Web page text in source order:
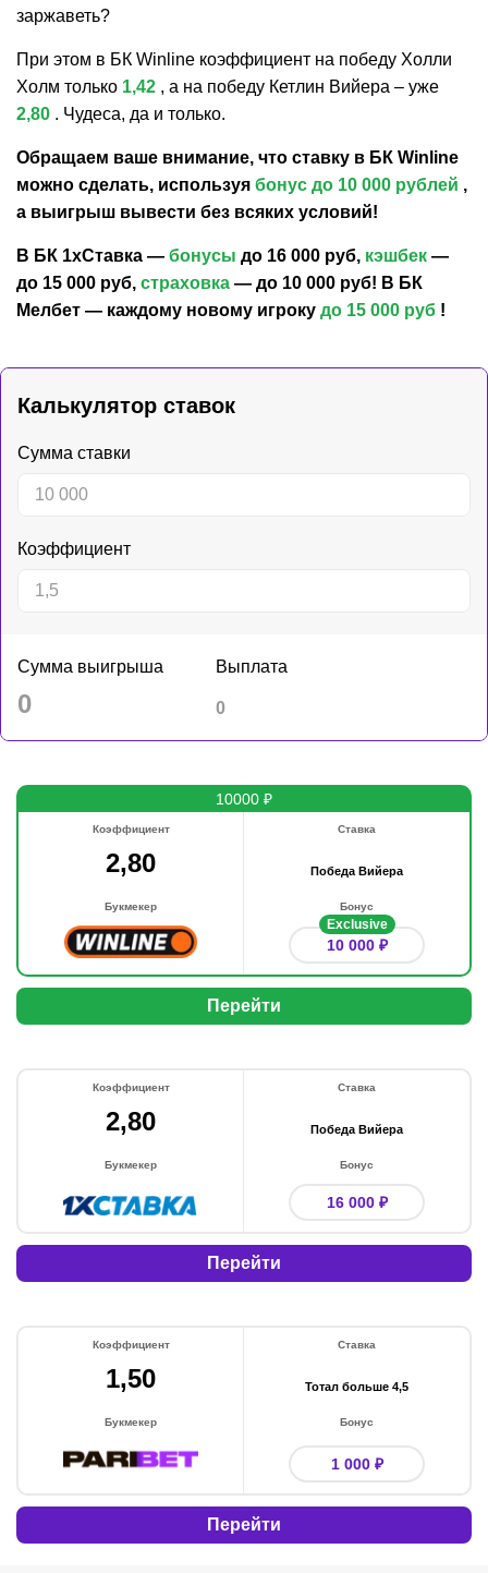
заржаветь?
При этом в БК Winline коэффициент на победу Холли
Холм только 1,42 , а на победу Кетлин Вийера – уже
2,80 . Чудеса, да и только.
Обращаем ваше внимание, что ставку в БК Winline
можно сделать, используя бонус до 10 000 рублей ,
а выигрыш вывести без всяких условий!
В БК 1хСтавка — бонусы до 16 000 руб, кэшбек —
до 15 000 руб, страховка — до 10 000 руб! В БК
Мелбет — каждому новому игроку до 15 000 руб !
Калькулятор ставок
Сумма ставки
Коэффициент
Сумма выигрыша
0
Выплата
0
10000 ₽
Коэффициент
2,80
Ставка
Победа Вийера
Букмекер Бонус
Exclusive
10 000 ₽
Перейти
Коэффициент
2,80
Ставка
Победа Вийера
Букмекер Бонус
16 000 ₽
Перейти
Коэффициент
1,50
Ставка
Тотал больше 4,5
Букмекер Бонус
1 000 ₽
Перейти